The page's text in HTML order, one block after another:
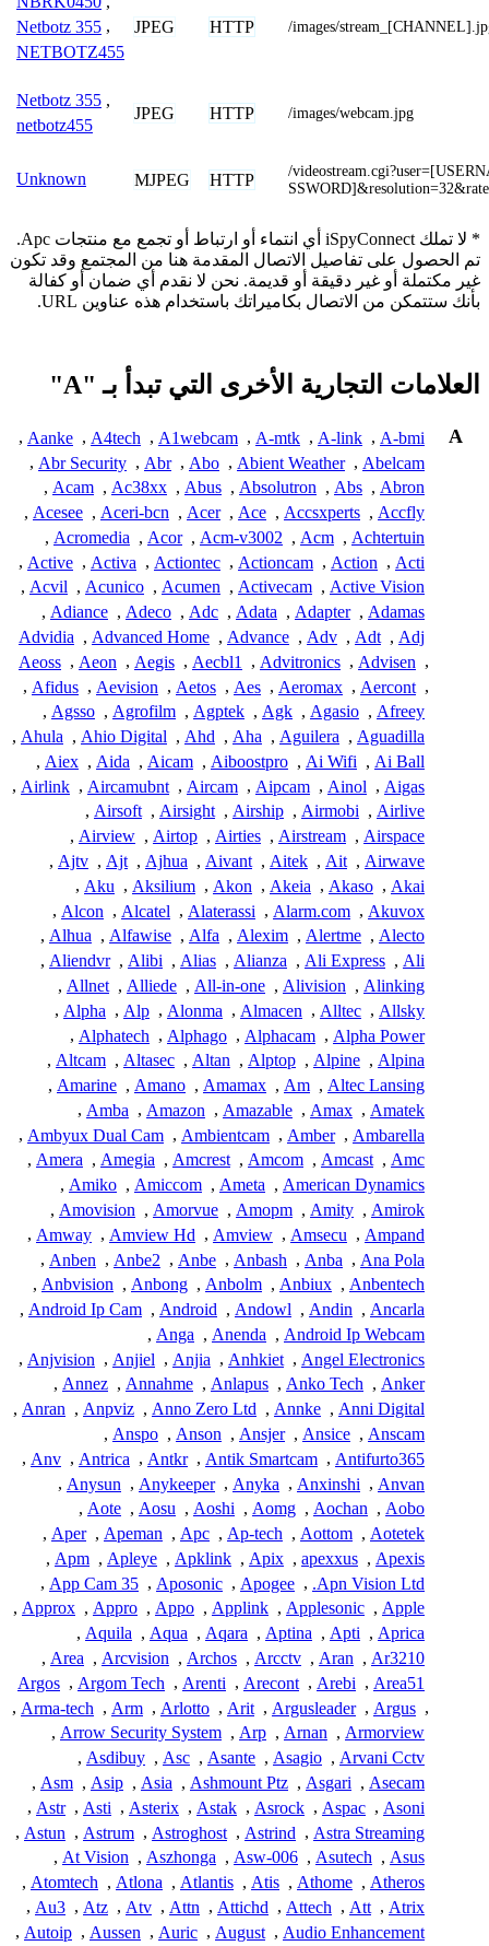
Netbotz 355 ,
NETBOTZ455
JPEG HTTP /images/
Netbotz 355 ,
netbotz455
JPEG HTTP /images/webcam.jpg
Unknown MJPEG HTTP
/
* لا تملك iSpyConnect أي انتماء أو ارتباط أو تجمع مع منتجات Apc.
تم الحصول على تفاصيل الاتصال المقدمة هنا من المجتمع وقد تكون
غير مكتملة أو غير دقيقة أو قديمة. نحن لا نقدم أي ضمان أو كفالة
بأنك ستتمكن من الاتصال بكاميراتك باستخدام هذه عناوين URL.
العلامات التجارية الأخرى التي تبدأ بـ "A"
A
A-bmi
,
A-link
,
A-mtk
,
A1webcam
,
A4tech
,
Aanke
,
Abelcam
,
Abient Weather
,
Abo
,
Abr
,
Abr Security
,
Abron
,
Abs
,
Absolutron
,
Abus
,
Ac38xx
,
Acam
,
Accfly
,
Accsxperts
,
Ace
,
Acer
,
Aceri-bcn
,
Acesee
,
Achtertuin
,
Acm
,
Acm-v3002
,
Acor
,
Acromedia
,
Acti
,
Action
,
Actioncam
,
Actiontec
,
Activa
,
Active
,
Active Vision
,
Activecam
,
Acumen
,
Acunico
,
Acvil
,
Adamas
,
Adapter
,
Adata
,
Adc
,
Adeco
,
Adiance
,
Adj
,
Adt
,
Adv
,
Advance
,
Advanced Home
,
Advidia
,
Advisen
,
Advitronics
,
Aecbl1
,
Aegis
,
Aeon
,
Aeoss
,
Aercont
,
Aeromax
,
Aes
,
Aetos
,
Aevision
,
Afidus
,
Afreey
,
Agasio
,
Agk
,
Agptek
,
Agrofilm
,
Agsso
,
Aguadilla
,
Aguilera
,
Aha
,
Ahd
,
Ahio Digital
,
Ahula
,
Ai Ball
,
Ai Wifi
,
Aiboostpro
,
Aicam
,
Aida
,
Aiex
,
Aigas
,
Ainol
,
Aipcam
,
Aircam
,
Aircamubnt
,
Airlink
,
Airlive
,
Airmobi
,
Airship
,
Airsight
,
Airsoft
,
Airspace
,
Airstream
,
Airties
,
Airtop
,
Airview
,
Airwave
,
Ait
,
Aitek
,
Aivant
,
Ajhua
,
Ajt
,
Ajtv
,
Akai
,
Akaso
,
Akeia
,
Akon
,
Aksilium
,
Aku
,
Akuvox
,
Alarm.com
,
Alaterassi
,
Alcatel
,
Alcon
,
Alecto
,
Alertme
,
Alexim
,
Alfa
,
Alfawise
,
Alhua
,
Ali
,
Ali Express
,
Alianza
,
Alias
,
Alibi
,
Aliendvr
,
Alinking
,
Alivision
,
All-in-one
,
Alliede
,
Allnet
,
Allsky
,
Alltec
,
Almacen
,
Alonma
,
Alp
,
Alpha
,
Alpha Power
,
Alphacam
,
Alphago
,
Alphatech
,
Alpina
,
Alpine
,
Alptop
,
Altan
,
Altasec
,
Altcam
,
Altec Lansing
,
Am
,
Amamax
,
Amano
,
Amarine
,
Amatek
,
Amax
,
Amazable
,
Amazon
,
Amba
,
Ambarella
,
Amber
,
Ambientcam
,
Ambyux Dual Cam
,
Amc
,
Amcast
,
Amcom
,
Amcrest
,
Amegia
,
Amera
,
American Dynamics
,
Ameta
,
Amiccom
,
Amiko
,
Amirok
,
Amity
,
Amopm
,
Amorvue
,
Amovision
,
Ampand
,
Amsecu
,
Amview
,
Amview Hd
,
Amway
,
Ana Pola
,
Anba
,
Anbash
,
Anbe
,
Anbe2
,
Anben
,
Anbentech
,
Anbiux
,
Anbolm
,
Anbong
,
Anbvision
,
Ancarla
,
Andin
,
Andowl
,
Android
,
Android Ip Cam
,
Android Ip Webcam
,
Anenda
,
Anga
,
Angel Electronics
,
Anhkiet
,
Anjia
,
Anjiel
,
Anjvision
,
Anker
,
Anko Tech
,
Anlapus
,
Annahme
,
Annez
,
Anni Digital
,
Annke
,
Anno Zero Ltd
,
Anpviz
,
Anran
,
Anscam
,
Ansice
,
Ansjer
,
Anson
,
Anspo
,
Antifurto365
,
Antik Smartcam
,
Antkr
,
Antrica
,
Anv
,
Anvan
,
Anxinshi
,
Anyka
,
Anykeeper
,
Anysun
,
Aobo
,
Aochan
,
Aomg
,
Aoshi
,
Aosu
,
Aote
,
Aotetek
,
Aottom
,
Ap-tech
,
Apc
,
Apeman
,
Aper
,
Apexis
,
apexxus
,
Apix
,
Apklink
,
Apleye
,
Apm
,
Apn Vision Ltd.
,
Apogee
,
Aposonic
,
App Cam 35
,
Apple
,
Applesonic
,
Applink
,
Appo
,
Appro
,
Approx
,
Aprica
,
Apti
,
Aptina
,
Aqara
,
Aqua
,
Aquila
,
Ar3210
,
Aran
,
Arcctv
,
Archos
,
Arcvision
,
Area
,
Area51
,
Arebi
,
Arecont
,
Arenti
,
Argom Tech
,
Argos
,
Argus
,
Argusleader
,
Arit
,
Arlotto
,
Arm
,
Arma-tech
,
Armorview
,
Arnan
,
Arp
,
Arrow Security System
,
Arvani Cctv
,
Asagio
,
Asante
,
Asc
,
Asdibuy
,
Asecam
,
Asgari
,
Ashmount Ptz
,
Asia
,
Asip
,
Asm
,
Asoni
,
Aspac
,
Asrock
,
Astak
,
Asterix
,
Asti
,
Astr
,
Astra Streaming
,
Astrind
,
Astroghost
,
Astrum
,
Astun
,
Asus
,
Asutech
,
Asw-006
,
Aszhonga
,
At Vision
,
Atheros
,
Athome
,
Atis
,
Atlantis
,
Atlona
,
Atomtech
,
Atrix
,
Att
,
Attech
,
Attichd
,
Attn
,
Atv
,
Atz
,
Au3
,
Audio Enhancement
,
August
,
Auric
,
Aussen
,
Autoip
,